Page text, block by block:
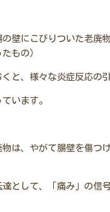
壁にこびりついた老廃
もの）
と、様々な炎症反応の
います。
は、やがて腸壁を傷つ
として、「痛み」の信